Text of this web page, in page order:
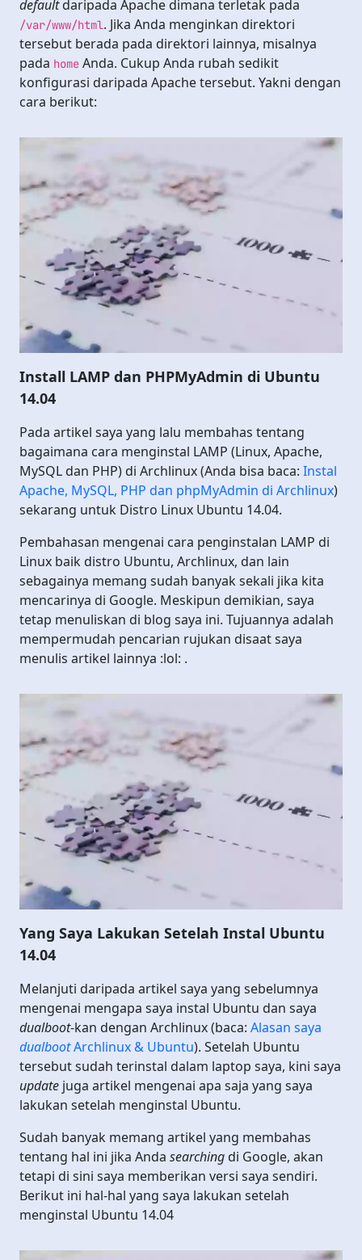
defaultdaripada Apache dimana terletak pada
/var/www/html. Jika Anda menginkan direktori
tersebut berada pada direktori lainnya, misalnya
pada home Anda. Cukup Anda rubah sedikit
konfigurasi daripada Apache tersebut. Yakni dengan
cara berikut:
Install LAMP dan PHPMyAdmin di Ubuntu
14.04
Pada artikel saya yang lalu membahas tentang
bagaimana cara menginstal LAMP (Linux, Apache,
MySQL dan PHP) di Archlinux (Anda bisa baca: Instal
Apache, MySQL, PHP dan phpMyAdmin di Archlinux)
sekarang untuk Distro Linux Ubuntu 14.04.
Pembahasan mengenai cara penginstalan LAMP di
Linux baik distro Ubuntu, Archlinux, dan lain
sebagainya memang sudah banyak sekali jika kita
mencarinya di Google. Meskipun demikian, saya
tetap menuliskan di blog saya ini. Tujuannya adalah
mempermudah pencarian rujukan disaat saya
menulis artikel lainnya :lol: .
Yang Saya Lakukan Setelah Instal Ubuntu
14.04
Melanjuti daripada artikel saya yang sebelumnya
mengenai mengapa saya instal Ubuntu dan saya
dualboot-kan dengan Archlinux (baca: Alasan saya
dualbootArchlinux & Ubuntu). Setelah Ubuntu
tersebut sudah terinstal dalam laptop saya, kini saya
update juga artikel mengenai apa saja yang saya
lakukan setelah menginstal Ubuntu.
Sudah banyak memang artikel yang membahas
tentang hal ini jika Anda searchingdi Google, akan
tetapi di sini saya memberikan versi saya sendiri.
Berikut ini hal-hal yang saya lakukan setelah
menginstal Ubuntu 14.04